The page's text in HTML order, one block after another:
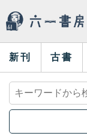
新刊 古書